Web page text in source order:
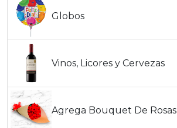
Globos
Vinos, Licores y Cervezas
Agrega Bouquet De Rosas